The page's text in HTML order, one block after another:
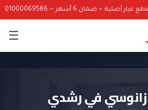
أصلية — ضمان 6 أشهر — 01000069586
☰
في رشدي